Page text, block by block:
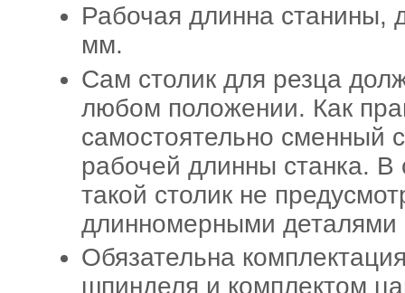
Рабочая длинна станины,
мм.
Сам столик для резца
любом положении. Как
самостоятельно сменный
рабочей длинны станка. В
такой столик не
длинномерными деталями
Обязательна
шпинделя и комплектом